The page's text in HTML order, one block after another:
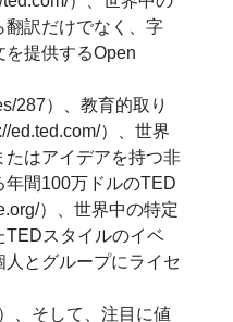
翻訳だけでなく、字
提供するOpen
287）、教育的取り
ed.ted.com/）、世界
たはアイデアを持つ非
年間100万ドルのTED
）、世界中の特定
TEDスタイルのイベ
とグループにライセ
、そして、注目に値